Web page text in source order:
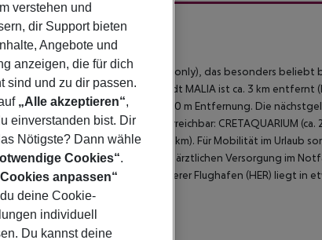
Hotel Cactus Bay Hotel (Adults only), das besonders beliebt
gegen Gebühr verfügbar. Die Stadt MALIA ist ca. 3 km entfernt
einem Lebensmittelmarkt in ca. 50 m Entfernung. Die
sind vom Hotel aus erreichbar: CRETAQUARIUM (ca.
40 km) und AGIOS NIKOLAOS (ca. 25 km). Für Mobilität im
(ca. 150 m entfernt). Zur ärztlichen Versorgung im
ist ca. 177 km entfernt. Ein weiterer Flughafen (HER) liegt in
verstehen und
dir Support bieten
Angebote und
anzeigen, die für dich
sind und zu dir passen.
„Alle akzeptieren“,
einverstanden bist. Dir
Nötigste? Dann wähle
Cookies“.
anpassen“
deine Cookie-
individuell
Du kannst deine